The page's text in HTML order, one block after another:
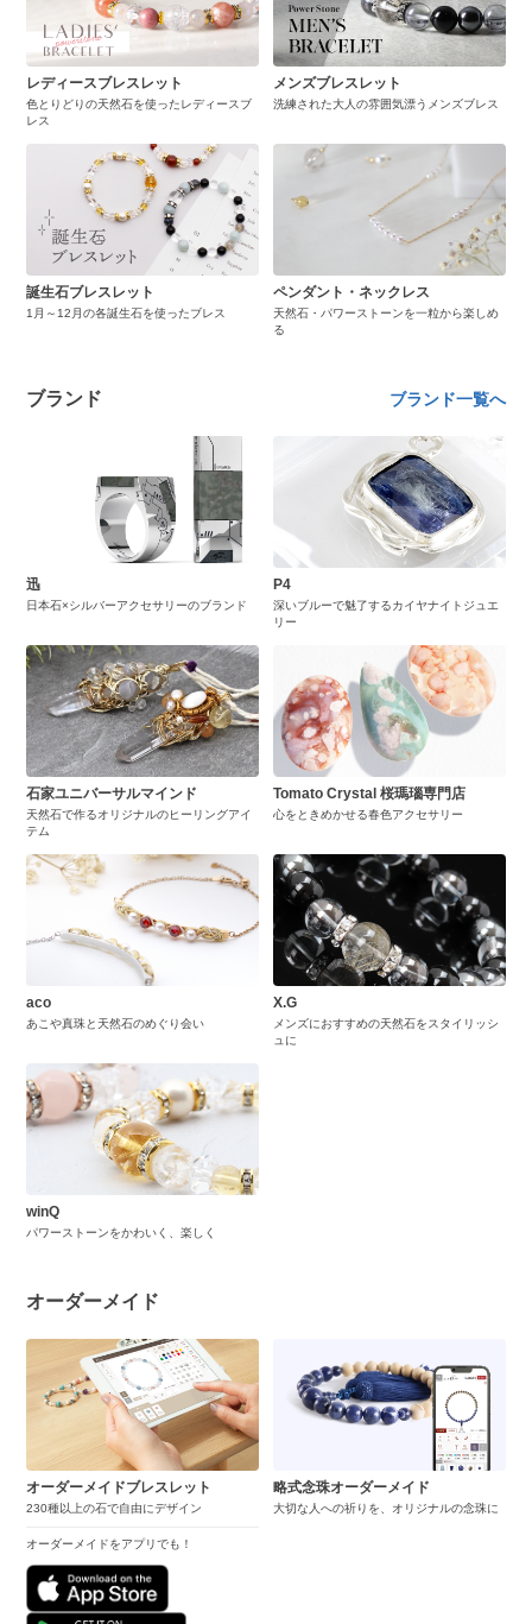
レディースブレスレット
色とりどりの天然石を使ったレディースブ
レス
メンズブレスレット
洗練された大人の雰囲気漂うメンズブレス
誕生石ブレスレット
1月～12月の各誕生石を使ったブレス
ペンダント・ネックレス
天然石・パワーストーンを一粒から楽しめ
る
ブランド ブランド一覧へ
迅
日本石×シルバーアクセサリーのブランド
P4
深いブルーで魅了するカイヤナイトジュエ
リー
石家ユニバーサルマインド
天然石で作るオリジナルのヒーリングアイ
テム
Tomato Crystal 桜瑪瑙専門店
心をときめかせる春色アクセサリー
aco
あこや真珠と天然石のめぐり会い
X.G
メンズにおすすめの天然石をスタイリッシ
ュに
winQ
パワーストーンをかわいく、楽しく
オーダーメイド
オーダーメイドブレスレット
230種以上の石で自由にデザイン
オーダーメイドをアプリでも！
略式念珠オーダーメイド
大切な人への祈りを、オリジナルの念珠に